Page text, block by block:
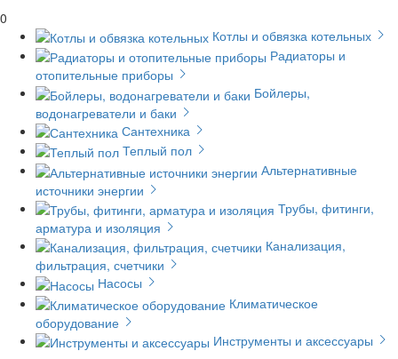
0
Котлы и обвязка котельных
Радиаторы и
отопительные приборы
Бойлеры,
водонагреватели и баки
Сантехника
Теплый пол
Альтернативные
источники энергии
Трубы, фитинги,
арматура и изоляция
Канализация,
фильтрация, счетчики
Насосы
Климатическое
оборудование
Инструменты и аксессуары